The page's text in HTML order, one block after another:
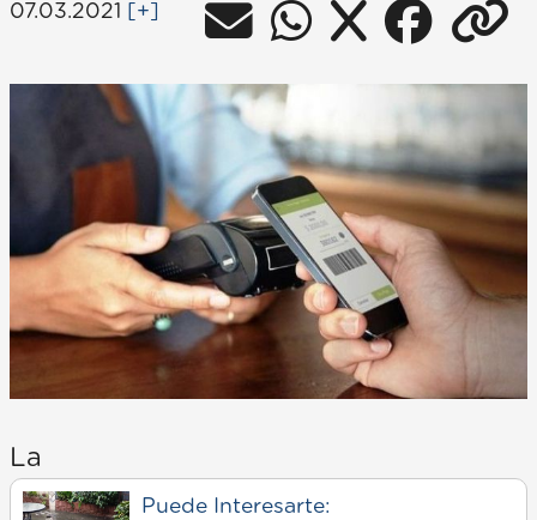
07.03.2021 [+]
La
Puede Interesarte: